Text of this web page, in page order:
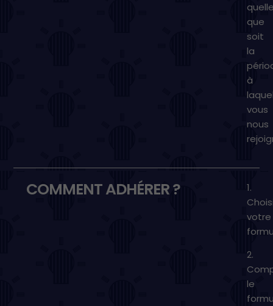
que
soit
la
à
vous
nous
COMMENT ADHÉRER ?
1.
votre
2.
le